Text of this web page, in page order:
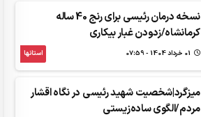
نسخه درمان رئیسی برای رنج 40 ساله
کرمانشاه/زدودن غبار بیکاری
استانها
میزگرد|‌شخصیت شهید رئیسی در نگاه اقشار
مردم/الگوی ساده‌زیستی